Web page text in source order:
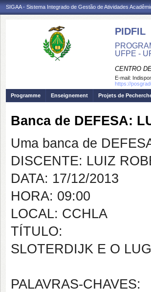
SIGAA - Sistema Integrado de Gestão de Atividades
PIDFIL
UFPE -
CENTRO
E-mail:
https://
Programme
Enseignement Projets de
Banca de DEFESA:
Uma banca de
DISCENTE: LUIZ
DATA: 17/12/2013
HORA: 09:00
LOCAL: CCHLA
TÍTULO:
SLOTERDIJK E O
PALAVRAS-CHAVES: